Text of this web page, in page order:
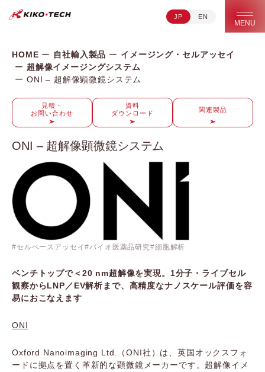
キコーテック株式会社 | ライフサイエンス研究への貢献
JP EN
MENU
HOME 自社輸入製品
イメージング・セルアッセイ
超解像イメージングシステム
ONI – 超解像顕微鏡システム
見積・
お問い合わせ
資料
ダウンロード
関連製品
ONI – 超解像顕微鏡システム
セルベースアッセイ バイオ医薬品研究 細胞解析
ベンチトップで＜20 nm超解像を実現。1分子・ライブセル
観察からLNP／EV解析まで、高精度なナノスケール評価を容
易におこなえます
ONI
Oxford Nanoimaging Ltd.（ONI社）は、英国オックスフォ
ードに拠点を置く革新的な顕微鏡メーカーです。超解像イメ